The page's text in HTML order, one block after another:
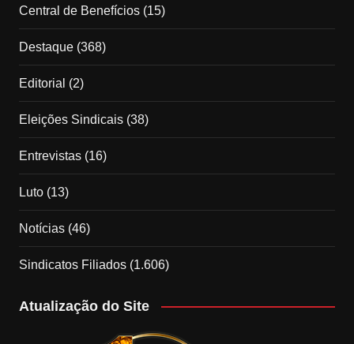
Central de Benefícios(15)
Destaque(368)
Editorial (2)
Eleições Sindicais(38)
Entrevistas(16)
Luto(13)
Notícias(46)
Sindicatos Filiados(1.606)
Atualização do Site